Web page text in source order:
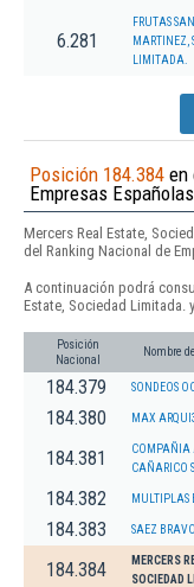
6.281
FRUTAS
MARTINEZ,
LIMITADA.
Posición 184.384 en
Empresas Españolas
Mercers Real Estate,
del Ranking Nacional de
A continuación podrá
Estate, Sociedad Limitada.
Posición
Nacional
Nombre
184.379 SONDEOS
184.380 MAX ARQUI3
184.381
COMPAÑIA
CAÑARICO SL
184.382 MULTIPLAS
184.383 SAEZ
184.384
MERCERS
SOCIEDAD